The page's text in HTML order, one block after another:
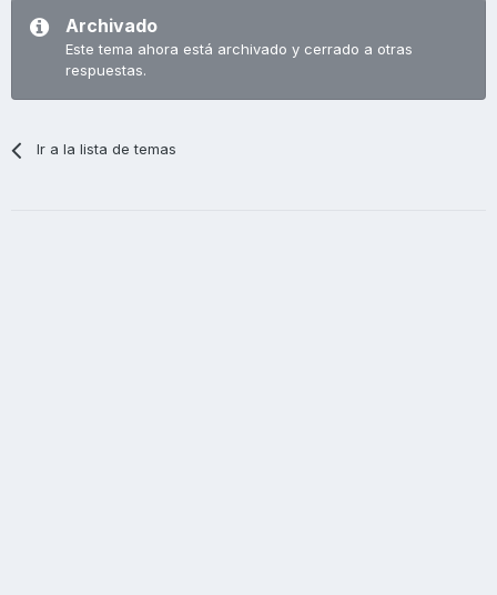
Archivado
Este tema ahora está archivado y cerrado a otras
respuestas.
Ir a la lista de temas